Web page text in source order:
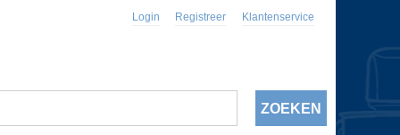
Login Registreer Klantenservice